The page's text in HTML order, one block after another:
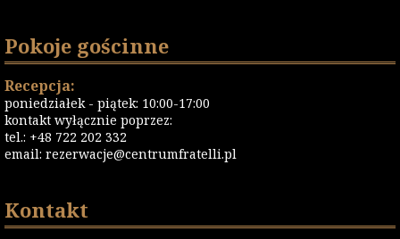
Pokoje gościnne
Recepcja:
poniedziałek - piątek: 10:00-17:00
kontakt wyłącznie poprzez:
tel.: +48 722 202 332
email: rezerwacje@centrumfratelli.pl
Kontakt